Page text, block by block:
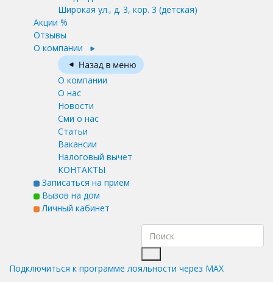
Широкая ул., д. 3, кор. 3 (детская)
Акции %
Отзывы
О компании
О компании
О нас
Новости
Сми о нас
Статьи
Вакансии
Налоговый вычет
КОНТАКТЫ
Записаться на прием
Вызов на дом
Личный кабинет
Подключиться к программе лояльности через MAX